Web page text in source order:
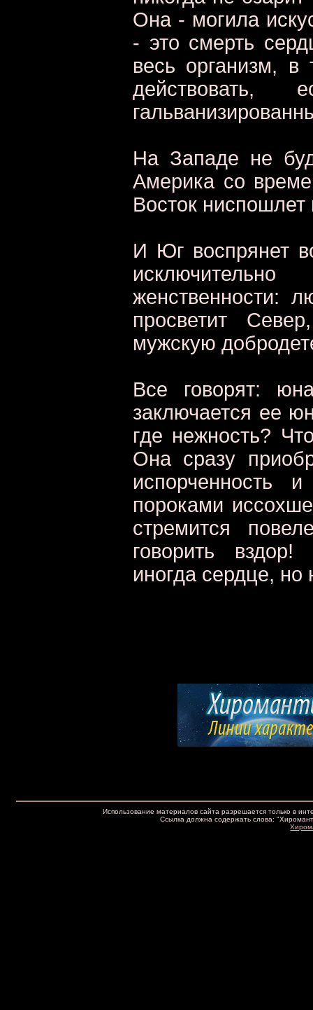
Она - могила
- это смерть
весь организм, в
На Западе не
Америка со
Восток ниспошлет
И Юг воспрянет
женственности:
просветит
мужскую
Все говорят:
заключается ее
где нежность?
Она сразу
испорченность
пороками
стремится
говорить вздор!
иногда сердце, но
Использование материалов сайта разрешается только в
Ссылка должна содержать слова: